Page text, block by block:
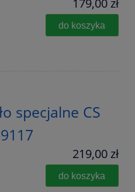
179,00 zł
do koszyka
specjalne CS
219,00 zł
do koszyka